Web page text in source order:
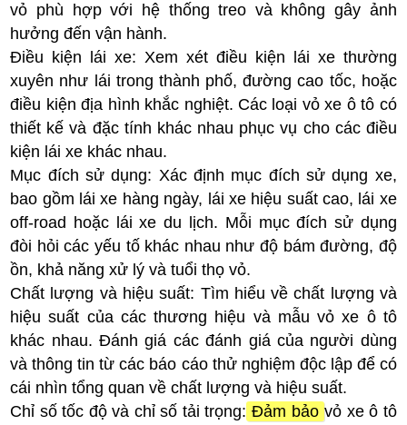
vỏ phù hợp với hệ thống treo và không gây ảnh
hưởng đến vận hành.
Điều kiện lái xe: Xem xét điều kiện lái xe thường
xuyên như lái trong thành phố, đường cao tốc, hoặc
điều kiện địa hình khắc nghiệt. Các loại vỏ xe ô tô có
thiết kế và đặc tính khác nhau phục vụ cho các điều
kiện lái xe khác nhau.
Mục đích sử dụng: Xác định mục đích sử dụng xe,
bao gồm lái xe hàng ngày, lái xe hiệu suất cao, lái xe
off-road hoặc lái xe du lịch. Mỗi mục đích sử dụng
đòi hỏi các yếu tố khác nhau như độ bám đường, độ
ồn, khả năng xử lý và tuổi thọ vỏ.
Chất lượng và hiệu suất: Tìm hiểu về chất lượng và
hiệu suất của các thương hiệu và mẫu vỏ xe ô tô
khác nhau. Đánh giá các đánh giá của người dùng
và thông tin từ các báo cáo thử nghiệm độc lập để có
cái nhìn tổng quan về chất lượng và hiệu suất.
Chỉ số tốc độ và chỉ số tải trọng: Đảm bảo vỏ xe ô tô